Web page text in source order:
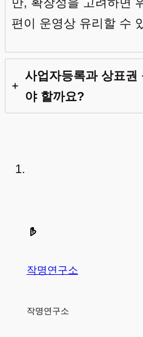
편이 운영상 유리할 수
사업자등록과 상표권
야 할까요?
작명연구소
작명연구소